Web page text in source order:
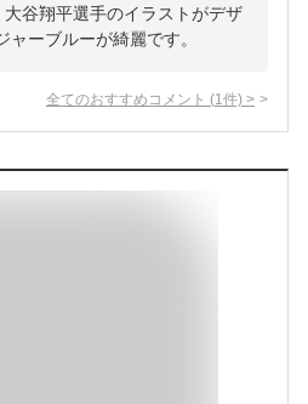
谷翔平選手のイラストがデザ
ーブルーが綺麗です。
全てのおすすめコメント (1 件) >